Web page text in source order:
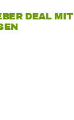
DEAL MIT